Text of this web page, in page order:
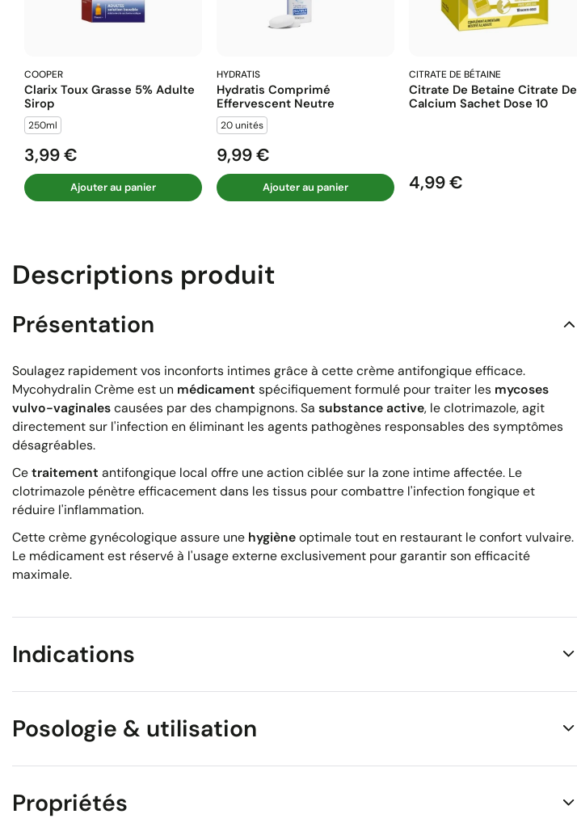
COOPER
Clarix Toux Grasse 5% Adulte
Sirop
250ml
Prix
3,99 €
Ajouter au panier
HYDRATIS
Hydratis Comprimé
Effervescent Neutre
20 unités
Prix
9,99 €
Ajouter au panier
CITRATE DE BÉTAINE
Citrate De Betaine Citrate De
Calcium Sachet Dose 10
Prix
4,99 €
Descriptions produit
Présentation
Soulagez rapidement vos inconforts intimes grâce à cette crème antifongique efficace.
Mycohydralin Crème est un médicament spécifiquement formulé pour traiter les mycoses
vulvo-vaginalescausées par des champignons. Sa substance active, le clotrimazole, agit
directement sur l'infection en éliminant les agents pathogènes responsables des symptômes
désagréables.
Cetraitement antifongique local offre une action ciblée sur la zone intime affectée. Le
clotrimazole pénètre efficacement dans les tissus pour combattre l'infection fongique et
réduire l'inflammation.
Cette crème gynécologique assure une hygièneoptimale tout en restaurant le confort vulvaire.
Le médicament est réservé à l'usage externe exclusivement pour garantir son efficacité
maximale.
Indications
Posologie & utilisation
Propriétés